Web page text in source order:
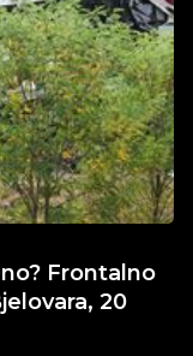
Frontalno
20